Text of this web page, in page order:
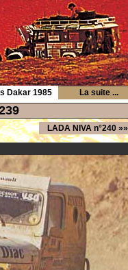
LADA NIVA n°240 »»
Dakar 1985 La suite ...